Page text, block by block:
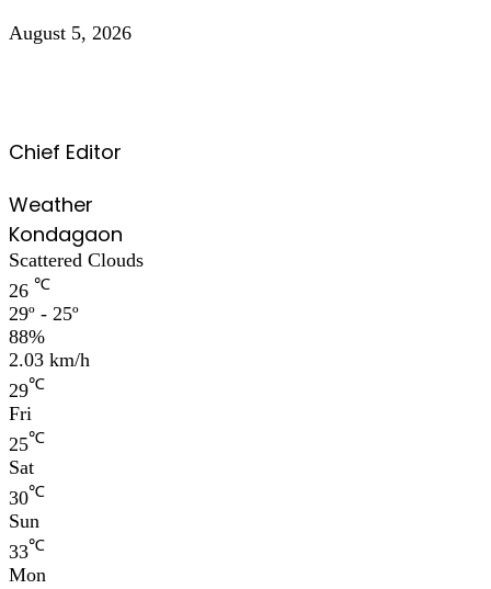
August 5, 2026
Chief Editor
Weather
Kondagaon
Scattered Clouds
26 ℃
29º - 25º
88%
2.03 km/h
29℃
Fri
25℃
Sat
30℃
Sun
33℃
Mon